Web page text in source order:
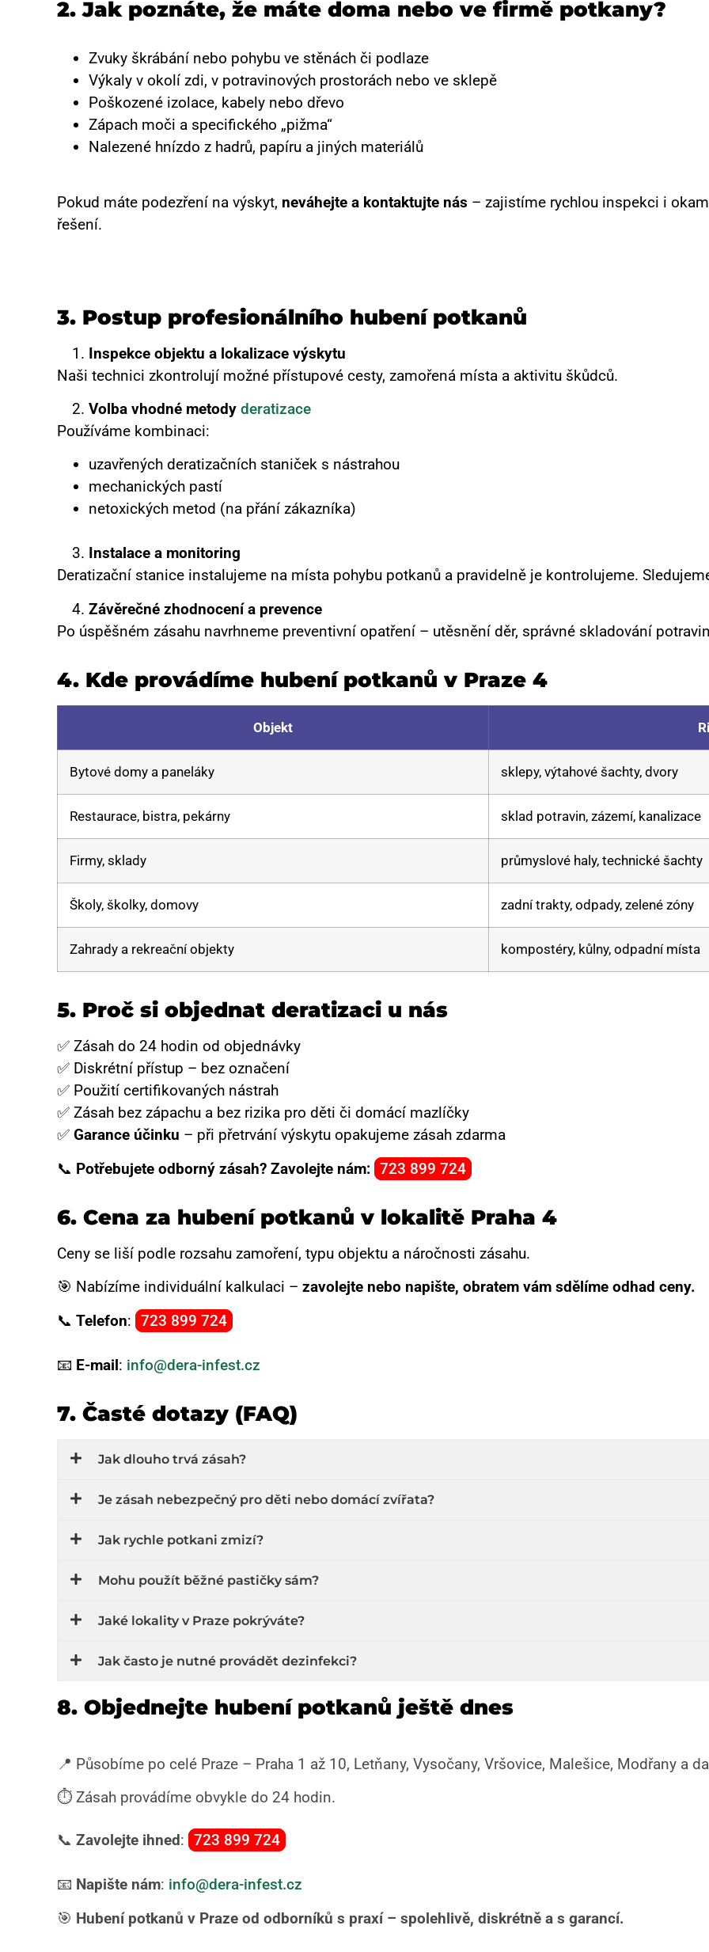
2. Jak poznáte, že máte doma nebo ve firmě potkany?
Zvuky škrábání nebo pohybu ve stěnách či podlaze
Výkaly v okolí zdi, v potravinových prostorách nebo ve sklepě
Poškozené izolace, kabely nebo dřevo
Zápach moči a specifického „pižma“
Nalezené hnízdo z hadrů, papíru a jiných materiálů
Pokud máte podezření na výskyt, neváhejte a kontaktujte nás – zajistíme rychlou inspekci i
řešení.
3. Postup profesionálního hubení potkanů
Inspekce objektu a lokalizace výskytu
Naši technici zkontrolují možné přístupové cesty, zamořená místa a aktivitu škůdců.
Volba vhodné metody deratizace
Používáme kombinaci:
uzavřených deratizačních staniček s nástrahou
mechanických pastí
netoxických metod (na přání zákazníka)
Instalace a monitoring
Deratizační stanice instalujeme na místa pohybu potkanů a pravidelně je kontrolujeme.
Závěrečné zhodnocení a prevence
Po úspěšném zásahu navrhneme preventivní opatření – utěsnění děr, správné skladování
4. Kde provádíme hubení potkanů v Praze 4
Objekt
Bytové domy a paneláky sklepy, výtahové šachty, dvory
Restaurace, bistra, pekárny sklad potravin, zázemí, kanalizace
Firmy, sklady průmyslové haly, technické šachty
Školy, školky, domovy zadní trakty, odpady, zelené zóny
Zahrady a rekreační objekty kompostéry, kůlny, odpadní místa
5. Proč si objednat deratizaci u nás
✅ Zásah do 24 hodin od objednávky
✅ Diskrétní přístup – bez označení
✅ Použití certifikovaných nástrah
✅ Zásah bez zápachu a bez rizika pro děti či domácí mazlíčky
✅ Garance účinku – při přetrvání výskytu opakujeme zásah zdarma
📞 Potřebujete odborný zásah? Zavolejte nám: 723 899 724
6. Cena za hubení potkanů v lokalitě Praha 4
Ceny se liší podle rozsahu zamoření, typu objektu a náročnosti zásahu.
🎯 Nabízíme individuální kalkulaci – zavolejte nebo napište, obratem vám sdělíme odhad ceny.
📞 Telefon: 723 899 724
📧 E-mail: info@dera-infest.cz
7. Časté dotazy (FAQ)
Jak dlouho trvá zásah?
Je zásah nebezpečný pro děti nebo domácí zvířata?
Jak rychle potkani zmizí?
Mohu použít běžné pastičky sám?
Jaké lokality v Praze pokrýváte?
Jak často je nutné provádět dezinfekci?
8. Objednejte hubení potkanů ještě dnes
📍 Působíme po celé Praze – Praha 1 až 10, Letňany, Vysočany, Vršovice, Malešice, Modřany a
⏱️ Zásah provádíme obvykle do 24 hodin.
📞 Zavolejte ihned: 723 899 724
📧 Napište nám: info@dera-infest.cz
🎯 Hubení potkanů v Praze od odborníků s praxí – spolehlivě, diskrétně a s garancí.